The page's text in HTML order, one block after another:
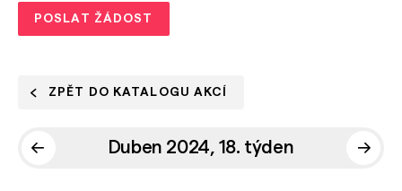
POSLAT ŽÁDOST
ZPĚT DO KATALOGU AKCÍ
Duben 2024, 18. týden